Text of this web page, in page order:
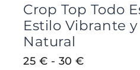
Crop Top Todo
Estilo Vibrante
Natural
25 € - 30 €